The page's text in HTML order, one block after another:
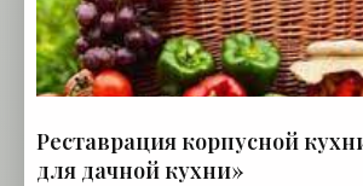
Реставрация корпусной
для дачной кухни»